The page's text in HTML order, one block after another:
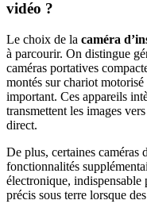
vidéo ?
Le choix de la caméra
à parcourir. On distingue
caméras portatives
montés sur chariot
important. Ces appareils
transmettent les images
direct.
De plus, certaines caméras
fonctionnalités
électronique,
précis sous terre lorsque